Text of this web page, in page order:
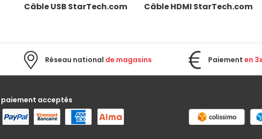
Câble USB StarTech.com Câble HDMI StarTech.com
Réseau national de magasins Paiement en
paiement acceptés